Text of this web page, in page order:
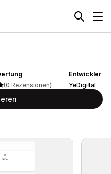
(0 Rezensionen)
Entwickler
YeDigital